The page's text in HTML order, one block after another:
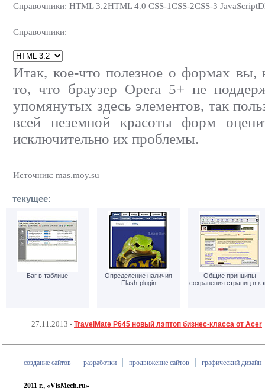
Справочники: HTML 3.2HTML 4.0 CSS-1CSS-2CSS-3
Справочники:
Итак, кое-что полезное о формах вы,
то, что браузер Opera 5+ не
упомянутых здесь элементов, так
всей неземной красоты форм
исключительно их проблемы.
Источник: mas.moy.su
текущее:
Баг в таблице
Определение наличия
Flash-plugin
Общие принципы
сохранения страниц в
27.11.2013 - TravelMate P645 новый лэптоп бизнес-класса от Acer
создание сайтов разработки продвижение сайтов графический дизайн
2011 г., «VisMech.ru»